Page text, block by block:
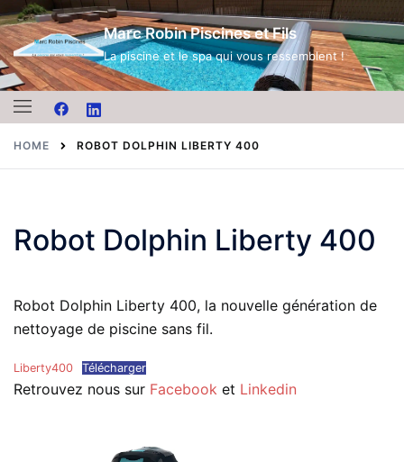
Skip
to
content
Marc Robin Piscines et Fils
La piscine et le spa qui vous ressemblent !
HOME ROBOT DOLPHIN LIBERTY 400
Robot Dolphin Liberty 400
Robot Dolphin Liberty 400, la nouvelle génération de
nettoyage de piscine sans fil.
Liberty400 Télécharger
Retrouvez nous sur Facebook et Linkedin